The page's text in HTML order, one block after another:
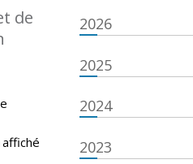
de
2026
2025
2024
2023